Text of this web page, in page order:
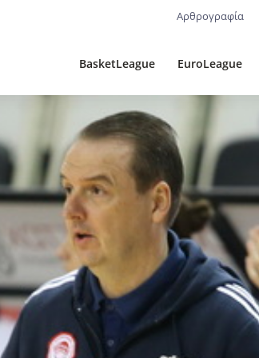
Αρθρογραφία
BasketLeague EuroLeague